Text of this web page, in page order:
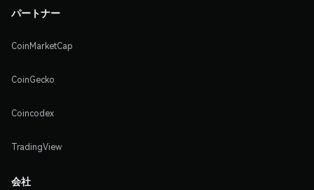
パートナー
CoinMarketCap
CoinGecko
Coincodex
TradingView
会社